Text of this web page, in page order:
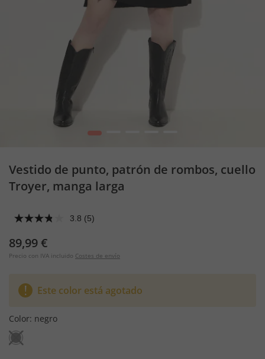
1
Vestido de punto, patrón de rombos, cuello
Troyer, manga larga
3.8 (5)
89,99 €
Precio con IVA incluido Costes de envío
Este color está agotado
Color: negro